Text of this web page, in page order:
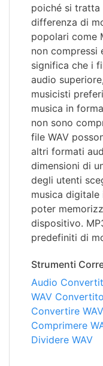
poiché si
differenza di
popolari come
non compressi
significa che i
audio
musicisti
musica in
non sono
file WAV
altri formati
dimensioni di
degli utenti
musica
poter
dispositivo.
predefiniti di
Strumenti
Audio
WAV
Convertire
Comprimere
Dividere WAV